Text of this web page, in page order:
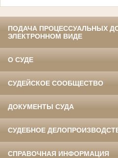
ПОДАЧА ПРОЦЕССУАЛЬНЫХ
ЭЛЕКТРОННОМ ВИДЕ
О СУДЕ
СУДЕЙСКОЕ СООБЩЕСТВО
ДОКУМЕНТЫ СУДА
СУДЕБНОЕ
СПРАВОЧНАЯ ИНФОРМАЦИЯ